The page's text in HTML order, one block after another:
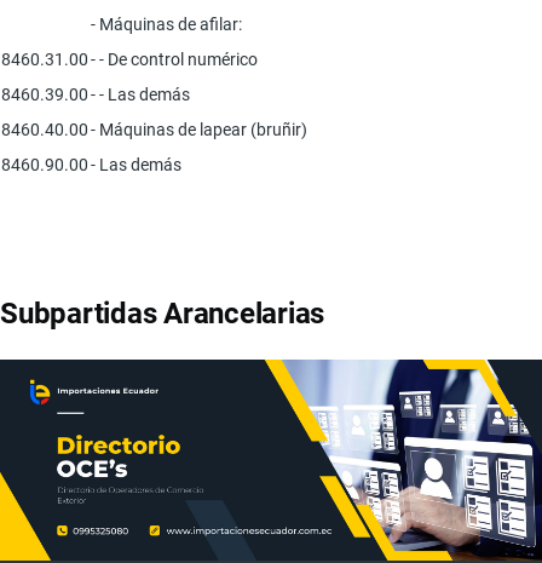
- Máquinas de afilar:
8460.31.00- - De control numérico
8460.39.00- - Las demás
8460.40.00- Máquinas de lapear (bruñir)
8460.90.00- Las demás
Subpartidas Arancelarias